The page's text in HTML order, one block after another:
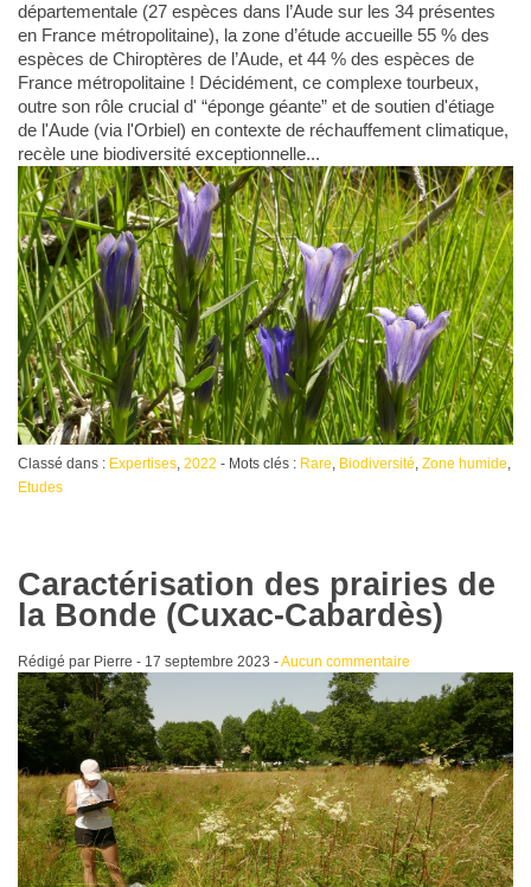
départementale (27 espèces dans l’Aude sur les 34 présentes
en France métropolitaine), la zone d’étude accueille 55 % des
espèces de Chiroptères de l’Aude, et 44 % des espèces de
France métropolitaine ! Décidément, ce complexe tourbeux,
outre son rôle crucial d' “éponge géante” et de soutien d'étiage
de l'Aude (via l'Orbiel) en contexte de réchauffement climatique,
recèle une biodiversité exceptionnelle...
Classé dans : Expertises, 2022 - Mots clés : Rare Biodiversité Zone humide
Etudes
Caractérisation des prairies de
la Bonde (Cuxac-Cabardès)
Rédigé par Pierre - 17 septembre 2023 -Aucun commentaire